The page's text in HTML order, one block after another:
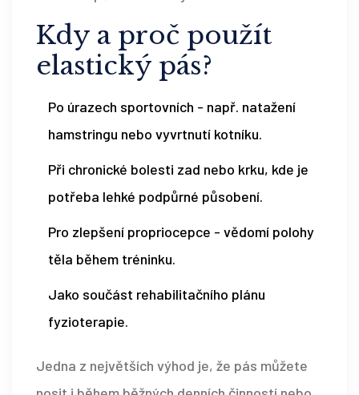
Kdy a proč použít
elastický pás?
Po úrazech sportovních - např. natažení
hamstringu nebo vyvrtnutí kotníku.
Při chronické bolesti zad nebo krku, kde je
potřeba lehké podpůrné působení.
Pro zlepšení propriocepce - vědomí polohy
těla během tréninku.
Jako součást rehabilitačního plánu
fyzioterapie.
Jedna z největších výhod je, že pás můžete